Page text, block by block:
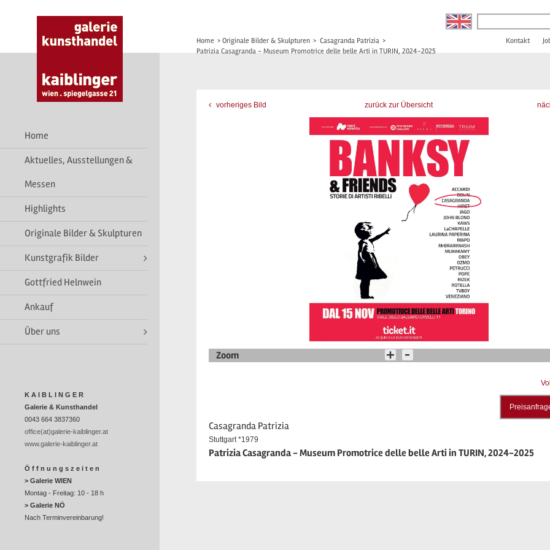
Home
Aktuelles, Ausstellungen &
Messen
Highlights
Originale Bilder & Skulpturen
Kunstgrafik Bilder
Gottfried Helnwein
Ankauf
Über uns
K A I B L I N G E R
Galerie & Kunsthandel
0043 664 3837360
office(at)galerie-kaiblinger.at
www.galerie-kaiblinger.at
Ö f f n u n g s z e i t e n
> Galerie WIEN
Montag - Freitag: 10 - 18 h
> Galerie NÖ
Nach Terminvereinbarung!
Home > Originale Bilder & Skulpturen > Casagranda Patrizia >
Patrizia Casagranda - Museum Promotrice delle belle Arti in TURIN, 2024-2025
Kontakt
vorheriges Bild zurück zur Übersicht
Zoom
Casagranda Patrizia
Stuttgart *1979
Patrizia Casagranda - Museum Promotrice delle belle Arti in TURIN, 2024-2025